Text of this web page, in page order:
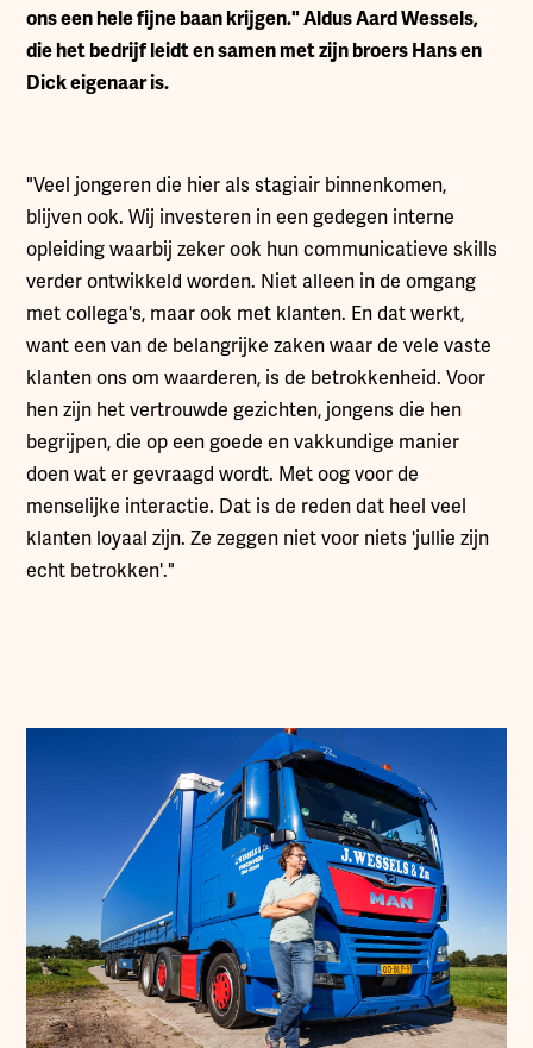
ons een hele fijne baan krijgen." Aldus Aard Wessels,
die het bedrijf leidt en samen met zijn broers Hans en
Dick eigenaar is.
"Veel jongeren die hier als stagiair binnenkomen,
blijven ook. Wij investeren in een gedegen interne
opleiding waarbij zeker ook hun communicatieve skills
verder ontwikkeld worden. Niet alleen in de omgang
met collega's, maar ook met klanten. En dat werkt,
want een van de belangrijke zaken waar de vele vaste
klanten ons om waarderen, is de betrokkenheid. Voor
hen zijn het vertrouwde gezichten, jongens die hen
begrijpen, die op een goede en vakkundige manier
doen wat er gevraagd wordt. Met oog voor de
menselijke interactie. Dat is de reden dat heel veel
klanten loyaal zijn. Ze zeggen niet voor niets 'jullie zijn
echt betrokken'."